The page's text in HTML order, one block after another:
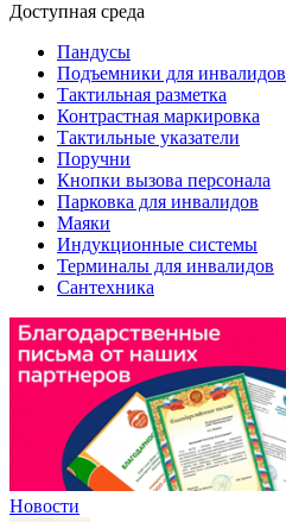
Доступная среда
Пандусы
Подъемники для инвалидов
Тактильная разметка
Контрастная маркировка
Тактильные указатели
Поручни
Кнопки вызова персонала
Парковка для инвалидов
Маяки
Индукционные системы
Терминалы для инвалидов
Сантехника
Новости